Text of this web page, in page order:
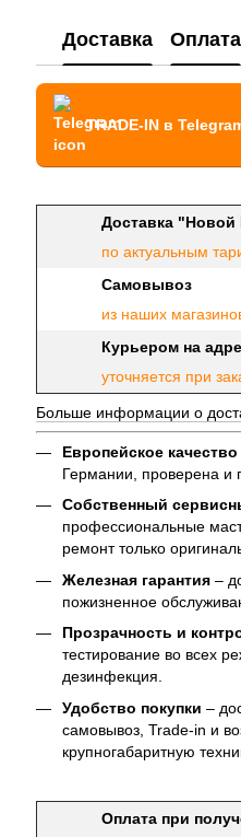
Доставка Оплата
TRADE-IN в
Доставка "Новой
по актуальным
Самовывоз
из наших
Курьером на
уточняется при
Больше информации о
Европейское качество
Германии, проверена и
Собственный
профессиональные
ремонт только
Железная гарантия –
пожизненное
Прозрачность и
тестирование во всех
дезинфекция.
Удобство покупки –
самовывоз, Trade-in и
крупногабаритную
Оплата при